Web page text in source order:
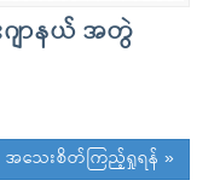
ျာနယ် အတွဲ
အသေးစိတ်ကြည့်ရှုရန် »